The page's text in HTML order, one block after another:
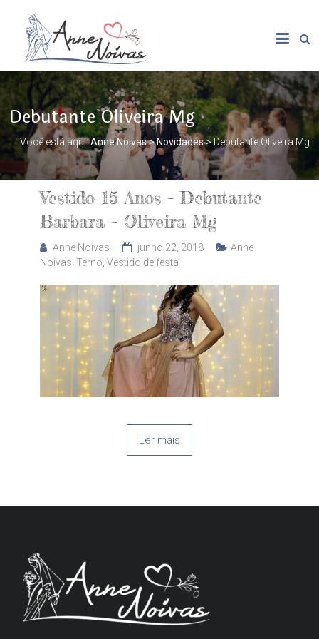
Debutante Oliveira Mg
Você está aqui:Anne Noivas>Novidades>Debutante Oliveira Mg
Vestido 15 Anos – Debutante
Barbara – Oliveira Mg
Anne Noivas junho 22, 2018
Anne
Noivas Terno Vestido de festa
Ler mais